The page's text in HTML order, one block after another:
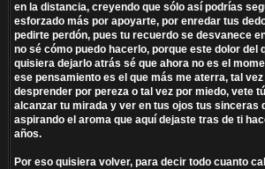
en la distancia, creyendo que sólo así podrías
esforzado más por apoyarte, por enredar tus
pedirte perdón, pues tu recuerdo se desvanece
no sé cómo puedo hacerlo, porque este dolor
quisiera dejarlo atrás sé que ahora no es el
ese pensamiento es el que más me aterra, tal
desprender por pereza o tal vez por miedo, vete
alcanzar tu mirada y ver en tus ojos tus sinceras
aspirando el aroma que aquí dejaste tras de ti
años.
Por eso quisiera volver, para decir todo cuanto